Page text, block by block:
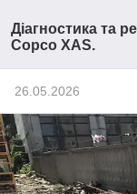
Діагностика та
Copco XAS.
26.05.2026